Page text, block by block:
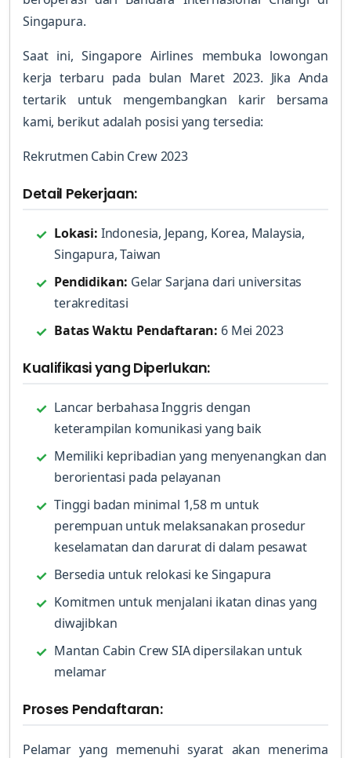
Singapura.
Saat ini, Singapore Airlines membuka lowongan
kerja terbaru pada bulan Maret 2023. Jika Anda
tertarik untuk mengembangkan karir bersama
kami, berikut adalah posisi yang tersedia:
Rekrutmen Cabin Crew 2023
Detail Pekerjaan:
Lokasi: Indonesia, Jepang, Korea, Malaysia,
Singapura, Taiwan
Pendidikan: Gelar Sarjana dari universitas
terakreditasi
Batas Waktu Pendaftaran: 6 Mei 2023
Kualifikasi yang Diperlukan:
Lancar berbahasa Inggris dengan
keterampilan komunikasi yang baik
Memiliki kepribadian yang menyenangkan dan
berorientasi pada pelayanan
Tinggi badan minimal 1,58 m untuk
perempuan untuk melaksanakan prosedur
keselamatan dan darurat di dalam pesawat
Bersedia untuk relokasi ke Singapura
Komitmen untuk menjalani ikatan dinas yang
diwajibkan
Mantan Cabin Crew SIA dipersilakan untuk
melamar
Proses Pendaftaran:
Pelamar yang memenuhi syarat akan menerima